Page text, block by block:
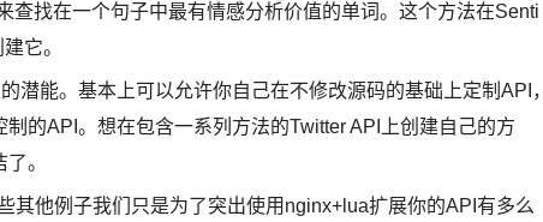
查找在一个句子中最有情感分析价值的单词。这个方法在Senti
它。
潜能。基本上可以允许你自己在不修改源码的基础上定制API，
的API。想在包含一系列方法的Twitter API上创建自己的方
。
其他例子我们只是为了突出使用nginx+lua扩展你的API有多么